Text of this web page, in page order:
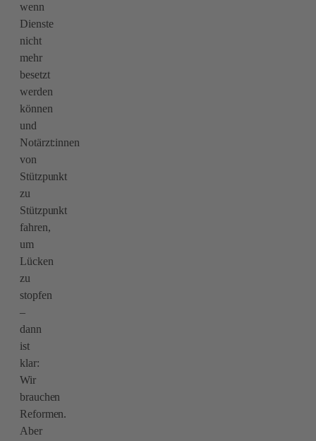
wenn
Dienste
nicht
mehr
besetzt
werden
können
und
Notärzt:innen
von
Stützpunkt
zu
Stützpunkt
fahren,
um
Lücken
zu
stopfen
–
dann
ist
klar:
Wir
brauchen
Reformen.
Aber